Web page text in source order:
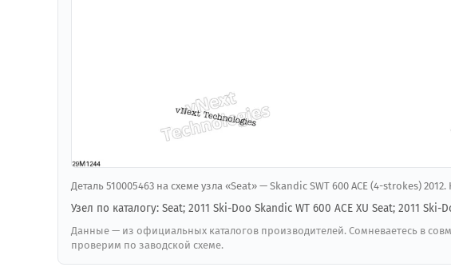
Деталь 510005463 на схеме узла «Seat» — Skandic SWT 600 ACE (4-strokes)
Узел по каталогу: Seat; 2011 Ski-Doo Skandic WT 600 ACE XU Seat; 2011 Ski-
Данные — из официальных каталогов производителей. Сомневаетесь в
проверим по заводской схеме.